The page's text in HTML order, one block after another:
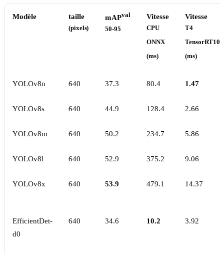
Modèle taille
(pixels)
mAPval
50-95
Vitesse
CPU
ONNX
(ms)
Vitesse
T4
TensorRT10
(ms)
YOLOv8n 640 37.3 80.4 1.47
YOLOv8s 640 44.9 128.4 2.66
YOLOv8m 640 50.2 234.7 5.86
YOLOv8l 640 52.9 375.2 9.06
YOLOv8x 640 53.9 479.1 14.37
EfficientDet-
d0
640 34.6 10.2 3.92